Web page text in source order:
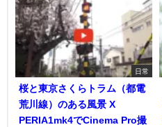
日常
桜と東京さくらトラム（都電
荒川線）のある風景 X
PERIA1mk4でCinema Pro撮